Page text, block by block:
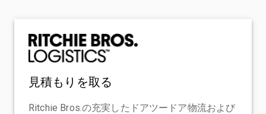
見積もりを取る
Ritchie Bros.の充実したドアツードア物流および